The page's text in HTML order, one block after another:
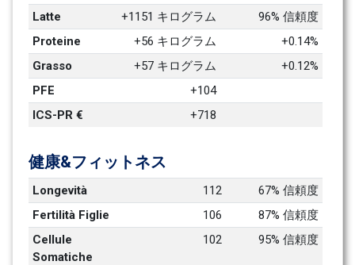
Latte +1151 キログラム
96% 信頼度
Proteine
+56 キログラム
+0.14%
Grasso
+57 キログラム
+0.12%
PFE
+104
ICS-PR €
+718
健康&フィットネス
Longevità 112
67% 信頼度
Fertilità Figlie
106
87% 信頼度
Cellule
Somatiche
102 95% 信頼度